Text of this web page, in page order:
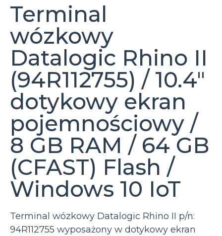
Terminal
wózkowy
Datalogic Rhino II
(94R112755) / 10.4″
dotykowy ekran
pojemnościowy /
8 GB RAM / 64 GB
(CFAST) Flash /
Windows 10 IoT
Terminal wózkowy Datalogic Rhino II p/n:
94R112755 wyposażony w dotykowy ekran